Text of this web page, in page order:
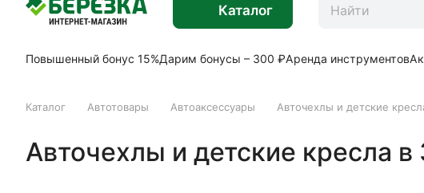
Каталог
Повышенный бонус 15%Дарим бонусы – 300 ₽Аренда инструментов
Каталог Автотовары Автоаксессуары Авточехлы и детские
Авточехлы и детские кресла в